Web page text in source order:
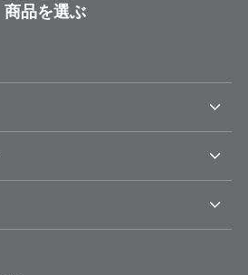
商品を選ぶ